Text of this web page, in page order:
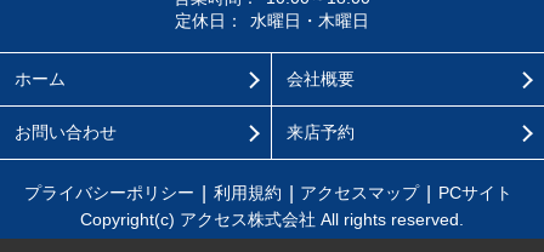
定休日：
水曜日・木曜日
ホーム 会社概要
お問い合わせ 来店予約
プライバシーポリシー 利用規約 アクセスマップ
PCサイト
Copyright(c) アクセス株式会社 All rights reserved.